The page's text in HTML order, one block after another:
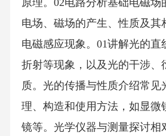
电场、磁场的产生、性质及其
电磁感应现象。01讲解光的直
折射等现象，以及光的干涉、
质。光的传播与性质介绍常见
理、构造和使用方法，如显微
镜等。光学仪器与测量探讨相